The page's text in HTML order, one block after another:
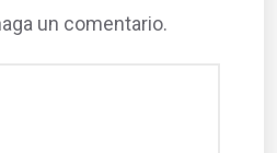
un comentario.